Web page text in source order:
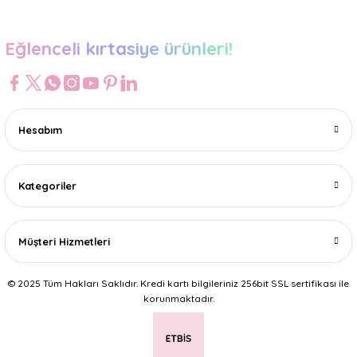
Eğlenceli kırtasiye ürünleri!
Hesabım
Kategoriler
Müşteri Hizmetleri
© 2025 Tüm Hakları Saklıdır. Kredi kartı bilgileriniz 256bit SSL sertifikası ile
korunmaktadır.